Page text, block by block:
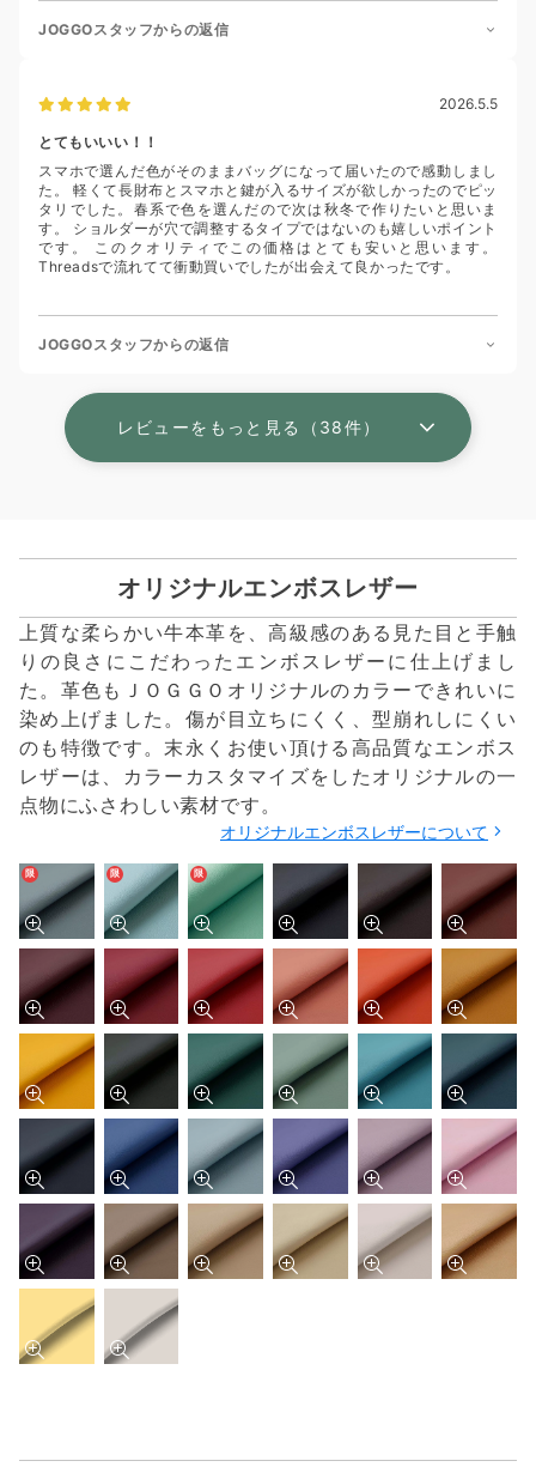
JOGGOスタッフからの返信
2026.5.5
とてもいいい！！
スマホで選んだ色がそのままバッグになって届いたので感動しまし
た。 軽くて長財布とスマホと鍵が入るサイズが欲しかったのでピッ
タリでした。春系で色を選んだので次は秋冬で作りたいと思いま
す。 ショルダーが穴で調整するタイプではないのも嬉しいポイント
です。 このクオリティでこの価格はとても安いと思います。
Threadsで流れてて衝動買いでしたが出会えて良かったです。
JOGGOスタッフからの返信
レビューをもっと見る（38件）
オリジナルエンボスレザー
上質な柔らかい牛本革を、高級感のある見た目と手触
りの良さにこだわったエンボスレザーに仕上げまし
た。革色もＪＯＧＧＯオリジナルのカラーできれいに
染め上げました。傷が目立ちにくく、型崩れしにくい
のも特徴です。末永くお使い頂ける高品質なエンボス
レザーは、カラーカスタマイズをしたオリジナルの一
点物にふさわしい素材です。
オリジナルエンボスレザーについて
限 限 限